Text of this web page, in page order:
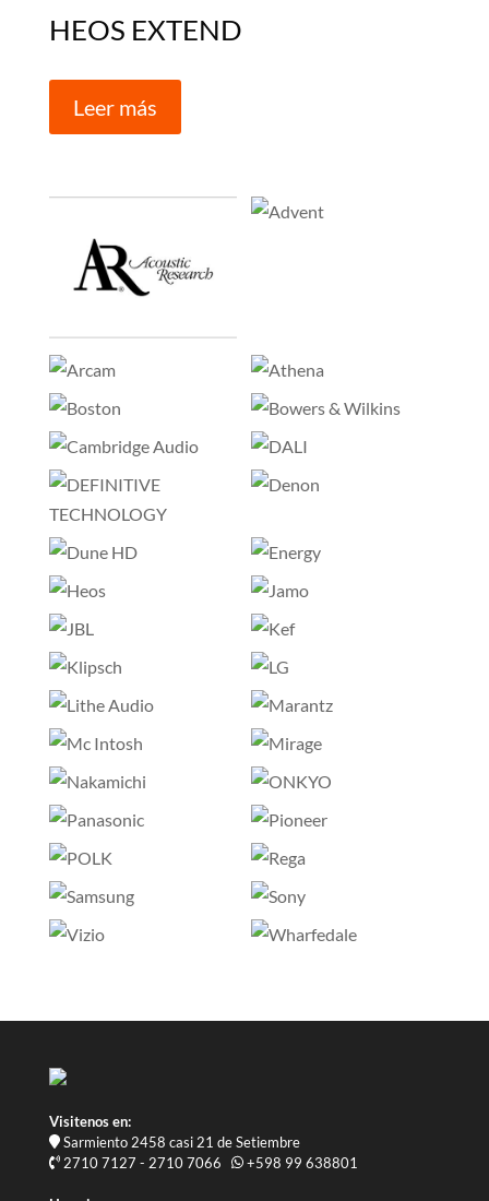
HEOS EXTEND
Leer más
Visitenos en:
Sarmiento 2458 casi 21 de Setiembre
2710 7127 - 2710 7066
+598 99 638801